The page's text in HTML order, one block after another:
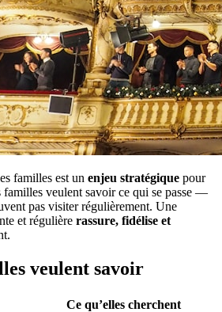
familles est un enjeu stratégique pour
familles veulent savoir ce qui se passe —
pas visiter régulièrement. Une
et régulière rassure, fidélise et
veulent savoir
Ce qu’elles cherchent